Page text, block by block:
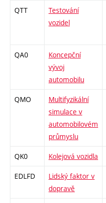
QTT
Testování
vozidel
QA0
Koncepční
vývoj
automobilu
QMO
Multifyzikální
simulace v
automobilovém
průmyslu
QK0 Kolejová vozidla
EDLFD
Lidský faktor v
dopravě